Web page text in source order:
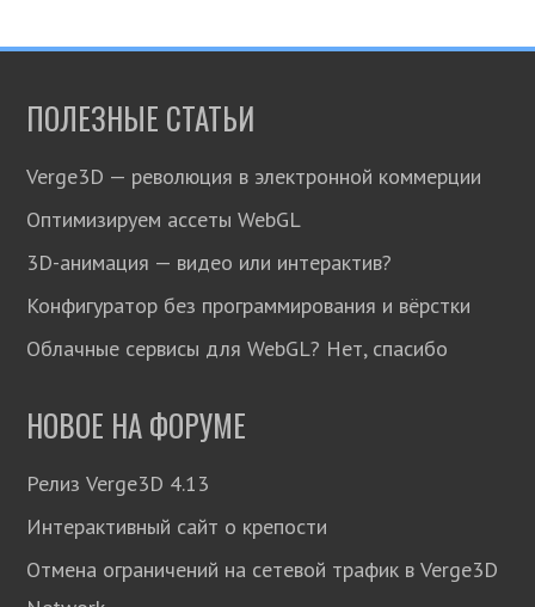
ПОЛЕЗНЫЕ СТАТЬИ
Verge3D — революция в электронной коммерции
Оптимизируем ассеты WebGL
3D-анимация — видео или интерактив?
Конфигуратор без программирования и вёрстки
Облачные сервисы для WebGL? Нет, спасибо
НОВОЕ НА ФОРУМЕ
Релиз Verge3D 4.13
Интерактивный сайт о крепости
Отмена ограничений на сетевой трафик в Verge3D